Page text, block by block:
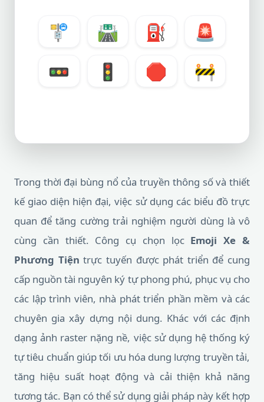
🚏 🛣️ ⛽
🚨
🚥
🚦 🛑 🚧
Trong thời đại bùng nổ của truyền thông số và thiết
kế giao diện hiện đại, việc sử dụng các biểu đồ trực
quan để tăng cường trải nghiệm người dùng là vô
cùng cần thiết. Công cụ chọn lọc Emoji Xe &
Phương Tiện trực tuyến được phát triển để cung
cấp nguồn tài nguyên ký tự phong phú, phục vụ cho
các lập trình viên, nhà phát triển phần mềm và các
chuyên gia xây dựng nội dung. Khác với các định
dạng ảnh raster nặng nề, việc sử dụng hệ thống ký
tự tiêu chuẩn giúp tối ưu hóa dung lượng truyền tải,
tăng hiệu suất hoạt động và cải thiện khả năng
tương tác. Bạn có thể sử dụng giải pháp này kết hợp